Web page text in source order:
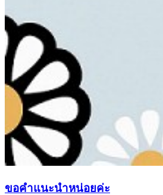
ขอคำแนะนำหน่อยค่ะ